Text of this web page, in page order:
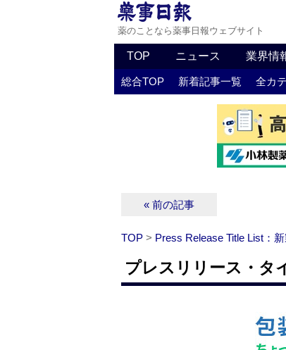
薬のことなら薬事日報ウェブサイト
TOP ニュース 業界情
総合TOP 新着記事一覧 全カ
« 前の記事
TOP > Press Release Title List：
プレスリリース・タ